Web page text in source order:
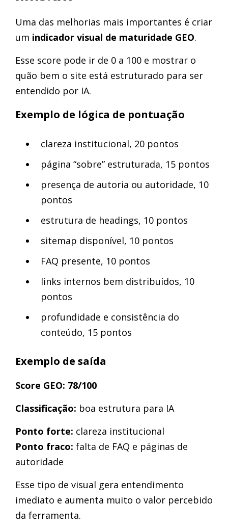
Uma das melhorias mais importantes é criar
um indicador visual de maturidade GEO.
Esse score pode ir de 0 a 100 e mostrar o
quão bem o site está estruturado para ser
entendido por IA.
Exemplo de lógica de pontuação
clareza institucional, 20 pontos
página “sobre” estruturada, 15 pontos
presença de autoria ou autoridade, 10
pontos
estrutura de headings, 10 pontos
sitemap disponível, 10 pontos
FAQ presente, 10 pontos
links internos bem distribuídos, 10
pontos
profundidade e consistência do
conteúdo, 15 pontos
Exemplo de saída
Score GEO: 78/100
Classificação: boa estrutura para IA
Ponto forte: clareza institucional
Ponto fraco: falta de FAQ e páginas de
autoridade
Esse tipo de visual gera entendimento
imediato e aumenta muito o valor percebido
da ferramenta.